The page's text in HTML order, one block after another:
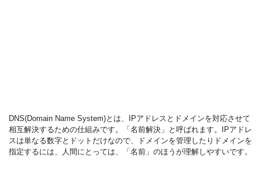
DNS(Domain Name System)とは、IPアドレスとドメインを対応させて
相互解決するための仕組みです。「名前解決」と呼ばれます。IPアドレ
スは単なる数字とドットだけなので、ドメインを管理したりドメインを
指定するには、人間にとっては、「名前」のほうが理解しやすいです。